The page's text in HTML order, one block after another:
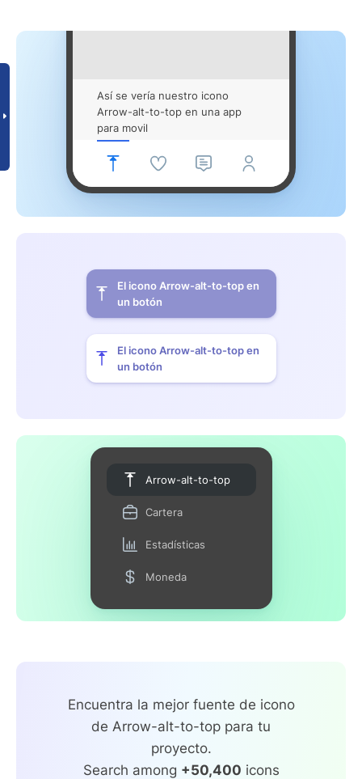
Así se vería nuestro icono
Arrow-alt-to-top en una app
para movil
El icono Arrow-alt-to-top en
un botón
El icono Arrow-alt-to-top en
un botón
Arrow-alt-to-top
Cartera
Estadísticas
Moneda
Encuentra la mejor fuente de icono
de Arrow-alt-to-top para tu
proyecto.
Search among +50,400 icons